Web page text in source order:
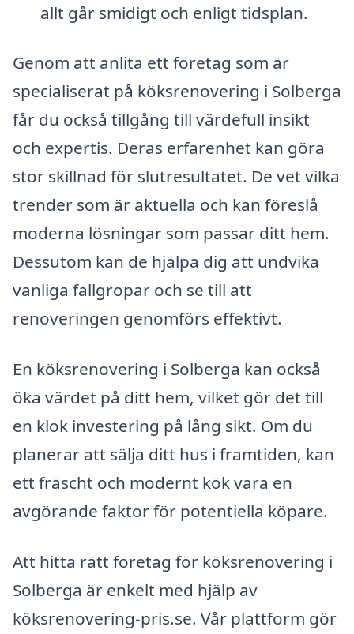
allt går smidigt och enligt tidsplan.
Genom att anlita ett företag som är
specialiserat på köksrenovering i Solberga
får du också tillgång till värdefull insikt
och expertis. Deras erfarenhet kan göra
stor skillnad för slutresultatet. De vet vilka
trender som är aktuella och kan föreslå
moderna lösningar som passar ditt hem.
Dessutom kan de hjälpa dig att undvika
vanliga fallgropar och se till att
renoveringen genomförs effektivt.
En köksrenovering i Solberga kan också
öka värdet på ditt hem, vilket gör det till
en klok investering på lång sikt. Om du
planerar att sälja ditt hus i framtiden, kan
ett fräscht och modernt kök vara en
avgörande faktor för potentiella köpare.
Att hitta rätt företag för köksrenovering i
Solberga är enkelt med hjälp av
köksrenovering-pris.se. Vår plattform gör